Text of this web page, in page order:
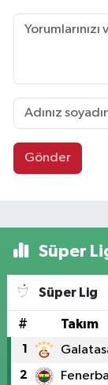
Gönder
Süper
Süper Lig
# Takım
1
2